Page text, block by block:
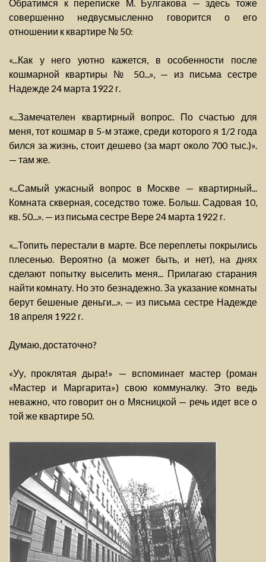
Обратимся к переписке М. Булгакова — здесь тоже
совершенно недвусмысленно говорится о его
отношении к квартире № 50:
«...Как у него уютно кажется, в особенности после
кошмарной квартиры № 50...», — из письма сестре
Надежде 24 марта 1922 г.
«...Замечателен квартирный вопрос. По счастью для
меня, тот кошмар в 5-м этаже, среди которого я 1/2 года
бился за жизнь, стоит дешево (за март около 700 тыс.)».
— там же.
«...Самый ужасный вопрос в Москве — квартирный...
Комната скверная, соседство тоже. Больш. Садовая 10,
кв. 50...». — из письма сестре Вере 24 марта 1922 г.
«...Топить перестали в марте. Все переплеты покрылись
плесенью. Вероятно (а может быть, и нет), на днях
сделают попытку выселить меня... Прилагаю старания
найти комнату. Но это безнадежно. За указание комнаты
берут бешеные деньги...». — из письма сестре Надежде
18 апреля 1922 г.
Думаю, достаточно?
«Уу, проклятая дыра!» — вспоминает мастер (роман
«Мастер и Маргарита») свою коммуналку. Это ведь
неважно, что говорит он о Мясницкой — речь идет все о
той же квартире 50.